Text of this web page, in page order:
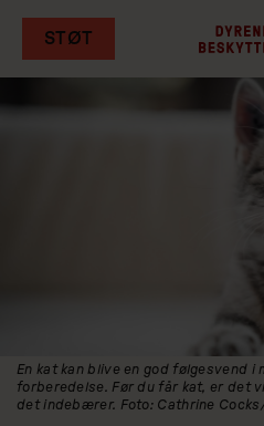
til
STØT
En kat kan blive en god følgesvend i
forberedelse. Før du får kat, er det
det indebærer. Foto: Cathrine